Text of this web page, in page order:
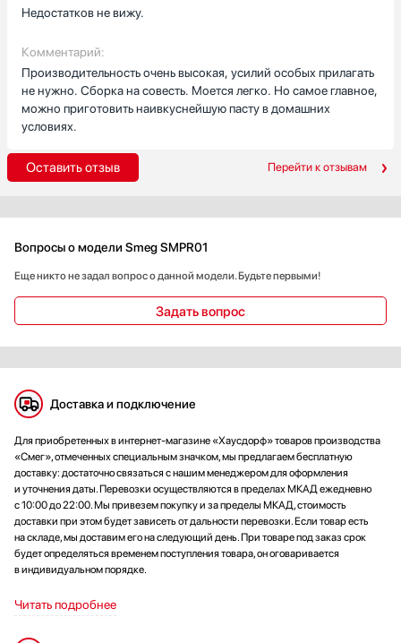
Недостатков не вижу.
Комментарий:
Производительность очень высокая, усилий особых прилагать
не нужно. Сборка на совесть. Моется легко. Но самое главное,
можно приготовить наивкуснейшую пасту в домашних
условиях.
Оставить отзыв Перейти к отзывам
Вопросы о модели Smeg SMPR01
Еще никто не задал вопрос о данной модели. Будьте первыми!
Задать вопрос
Доставка и подключение
Для приобретенных в интернет-магазине «Хаусдорф» товаров производства
«Смег», отмеченных специальным значком, мы предлагаем бесплатную
доставку: достаточно связаться с нашим менеджером для оформления
и уточнения даты. Перевозки осуществляются в пределах МКАД ежедневно
с 10:00 до 22:00. Мы привезем покупку и за пределы МКАД, стоимость
доставки при этом будет зависеть от дальности перевозки. Если товар есть
на складе, мы доставим его на следующий день. При товаре под заказ срок
будет определяться временем поступления товара, он оговаривается
в индивидуальном порядке.
Читать подробнее